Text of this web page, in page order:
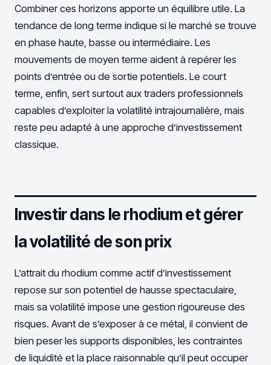
Combiner ces horizons apporte un équilibre utile. La
tendance de long terme indique si le marché se trouve
en phase haute, basse ou intermédiaire. Les
mouvements de moyen terme aident à repérer les
points d’entrée ou de sortie potentiels. Le court
terme, enfin, sert surtout aux traders professionnels
capables d’exploiter la volatilité intrajournalière, mais
reste peu adapté à une approche d’investissement
classique.
Investir dans le rhodium et gérer
la volatilité de son prix
L’attrait du rhodium comme actif d’investissement
repose sur son potentiel de hausse spectaculaire,
mais sa volatilité impose une gestion rigoureuse des
risques. Avant de s’exposer à ce métal, il convient de
bien peser les supports disponibles, les contraintes
de liquidité et la place raisonnable qu’il peut occuper